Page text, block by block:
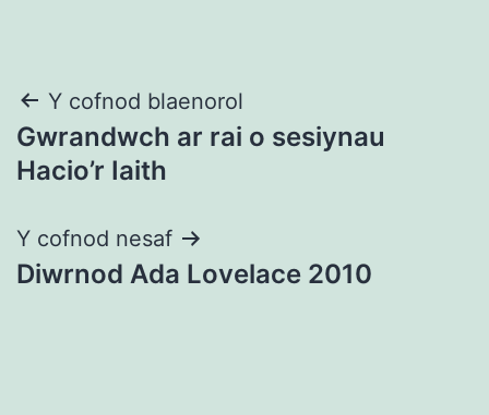
Llywio
cofnod
Y cofnod blaenorol
Gwrandwch ar rai o sesiynau
Hacio’r Iaith
Y cofnod nesaf
Diwrnod Ada Lovelace 2010